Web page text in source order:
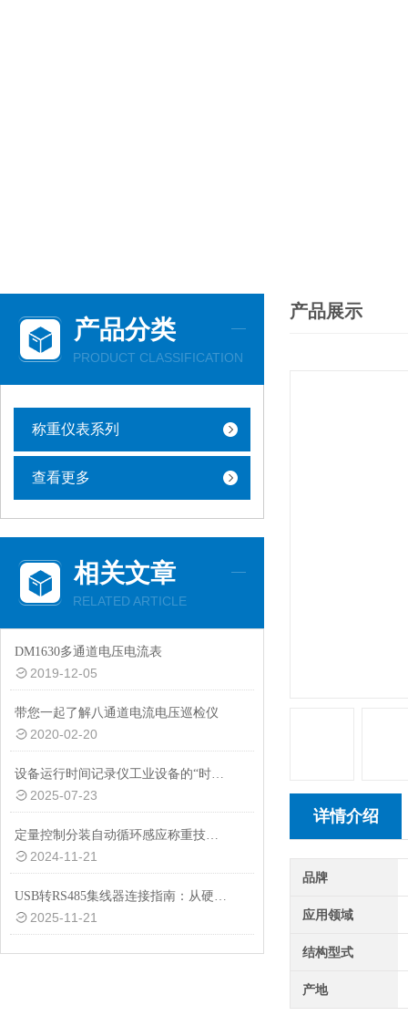
产品分类
PRODUCT CLASSIFICATION
称重仪表系列
查看更多
相关文章
RELATED ARTICLE
DM1630多通道电压电流表
2019-12-05
带您一起了解八通道电流电压巡检仪
2020-02-20
设备运行时间记录仪工业设备的“时间管家”与效能优化师
2025-07-23
定量控制分装自动循环感应称重技术的应用与发展
2024-11-21
USB转RS485集线器连接指南：从硬件搭建到通信调试全流程
2025-11-21
产品展示
详情介绍
品牌
应用领域
结构型式
产地